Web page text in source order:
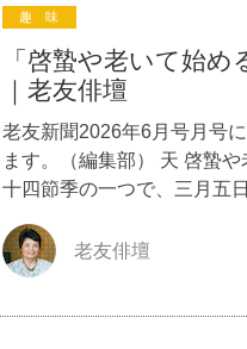
趣 味
「啓蟄や老いて始
｜老友俳壇
老友新聞2026年6月号月号
ます。（編集部） 天 啓蟄
十四節季の一つで、三月五
老友俳壇